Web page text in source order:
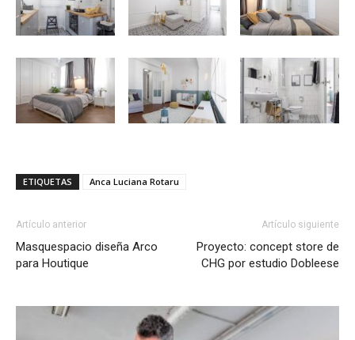
ETIQUETAS Anca Luciana Rotaru
Artículo anterior
Masquespacio diseña Arco
para Houtique
Artículo siguiente
Proyecto: concept store de
CHG por estudio Dobleese